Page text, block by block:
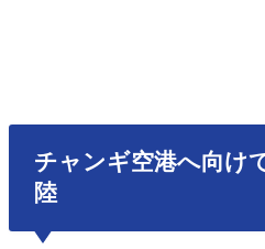
チャンギ空港へ向け
陸